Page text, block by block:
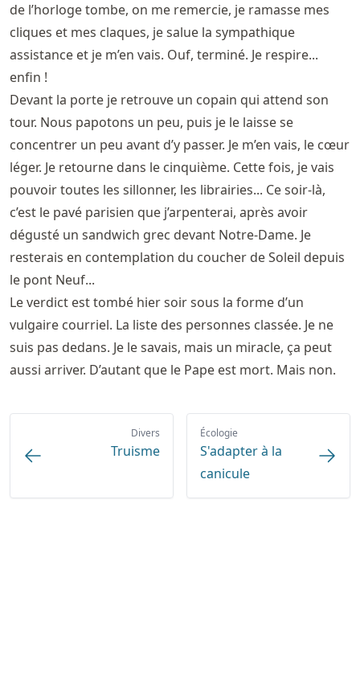
de l’horloge tombe, on me remercie, je ramasse mes
cliques et mes claques, je salue la sympathique
assistance et je m’en vais. Ouf, terminé. Je respire...
enfin !
Devant la porte je retrouve un copain qui attend son
tour. Nous papotons un peu, puis je le laisse se
concentrer un peu avant d’y passer. Je m’en vais, le cœur
léger. Je retourne dans le cinquième. Cette fois, je vais
pouvoir toutes les sillonner, les librairies... Ce soir-là,
c’est le pavé parisien que j’arpenterai, après avoir
dégusté un sandwich grec devant Notre-Dame. Je
resterais en contemplation du coucher de Soleil depuis
le pont Neuf...
Le verdict est tombé hier soir sous la forme d’un
vulgaire courriel. La liste des personnes classée. Je ne
suis pas dedans. Je le savais, mais un miracle, ça peut
aussi arriver. D’autant que le Pape est mort. Mais non.
Divers
Truisme
Écologie
S'adapter à la
canicule